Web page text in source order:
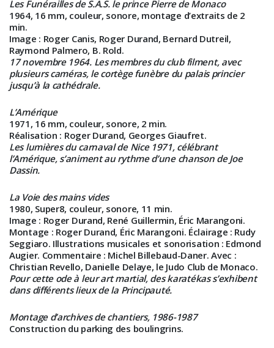
Les Funérailles de S.A.S. le prince Pierre de Monaco
1964, 16 mm, couleur, sonore, montage d’extraits de 2
min.
Image : Roger Canis, Roger Durand, Bernard Dutreil,
Raymond Palmero, B. Rold.
17 novembre 1964. Les membres du club filment, avec
plusieurs caméras, le cortège funèbre du palais princier
jusqu’à la cathédrale.
L’Amérique
1971, 16 mm, couleur, sonore, 2 min.
Réalisation : Roger Durand, Georges Giaufret.
Les lumières du carnaval de Nice 1971, célébrant
l’Amérique, s’animent au rythme d’une chanson de Joe
Dassin.
La Voie des mains vides
1980, Super8, couleur, sonore, 11 min.
Image : Roger Durand, René Guillermin, Éric Marangoni.
Montage : Roger Durand, Éric Marangoni. Éclairage : Rudy
Seggiaro. Illustrations musicales et sonorisation : Edmond
Augier. Commentaire : Michel Billebaud-Daner.Avec :
Christian Revello, Danielle Delaye, le Judo Club de Monaco.
Pour cette ode à leur art martial, des karatékas s’exhibent
dans différents lieux de la Principauté.
Montage d’archives de chantiers, 1986-1987
Construction du parking des boulingrins.